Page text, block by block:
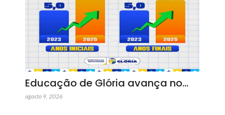
Educação de Glória avança no…
agosto 9, 2026